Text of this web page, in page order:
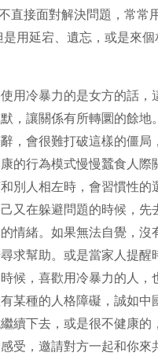
直接面對解決問題，常常
用延宕、遺忘，或是來
用冷暴力的是女方的話
，讓關係有所轉圜的餘
辭，會很難打破這樣的僵
的行為模式慢慢蠶食人
別人相左時，會習慣性
又在躲避問題的時候，
情緒。如果無法自覺，
求幫助。或是當家人提醒
候，喜歡用冷暴力的人
某種的人格障礙，誠如
續下去，或是很不健康
受，邀請對方一起和你